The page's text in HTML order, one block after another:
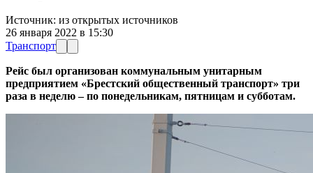
Источник: из открытых источников
26 января 2022 в 15:30
Транспорт
Рейс был организован коммунальным унитарным
предприятием «Брестский общественный транспорт» три
раза в неделю – по понедельникам, пятницам и субботам.